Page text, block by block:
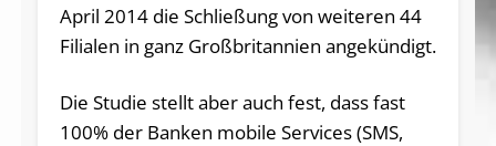
April 2014 die Schließung von weiteren 44
Filialen in ganz Großbritannien angekündigt.
Die Studie stellt aber auch fest, dass fast
100% der Banken mobile Services (SMS,